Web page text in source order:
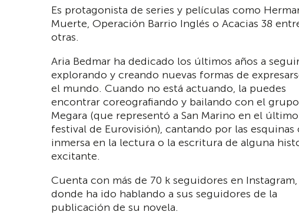
Es protagonista de series y películas como
Muerte, Operación Barrio Inglés o Acacias 38
otras.
Aria Bedmar ha dedicado los últimos años a
explorando y creando nuevas formas de
el mundo. Cuando no está actuando, la puedes
encontrar coreografiando y bailando con el grupo
Megara (que representó a San Marino en el último
festival de Eurovisión), cantando por las esquinas
inmersa en la lectura o la escritura de alguna
excitante.
Cuenta con más de 70 k seguidores en Instagram,
donde ha ido hablando a sus seguidores de la
publicación de su novela.